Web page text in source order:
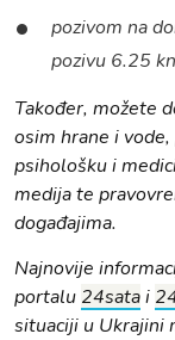
pozivom na
pozivu 6.25
Također, možete
osim hrane i
psihološku i
medija te
događajima.
Najnovije
portalu 24satai
situaciji u Ukrajini